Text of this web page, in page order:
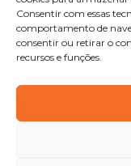
Consentir com essas
comportamento de
consentir ou retirar o
recursos e funções.
Copyright © 2025
reservados
Designed byShift